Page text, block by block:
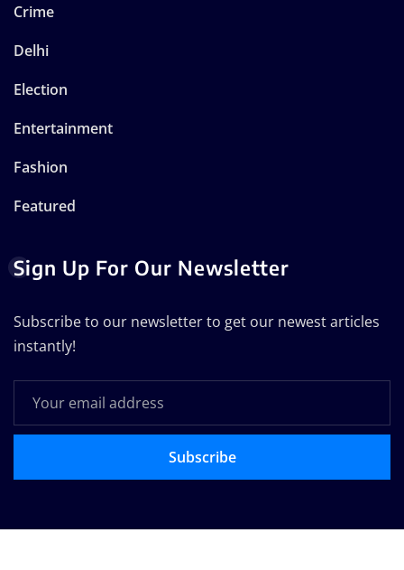
Crime
Delhi
Election
Entertainment
Fashion
Featured
Sign Up For Our Newsletter
Subscribe to our newsletter to get our newest articles
instantly!
Subscribe